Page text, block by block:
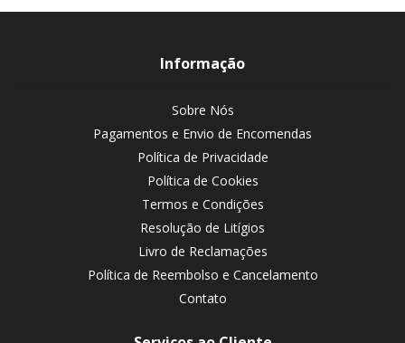
Informação
Sobre Nós
Pagamentos e Envio de Encomendas
Política de Privacidade
Política de Cookies
Termos e Condições
Resolução de Litígios
Livro de Reclamações
Política de Reembolso e Cancelamento
Contato